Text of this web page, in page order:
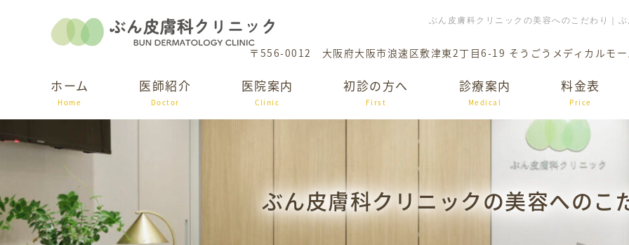
ぶん皮膚科クリニックの美容へのこだわり｜
〒556-0012 大阪府大阪市浪速区敷津東2丁目6-19 そうごうメディカルモ
ホーム
Home
医師紹介
Doctor
医院案内
Clinic
初診の方へ
First
診療案内
Medical
料金表
Price
ぶん皮膚科クリニックの美容へのこ